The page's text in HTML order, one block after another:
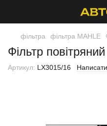
фільтра фільтра MAHLE
Фільтр повітряний
Артикул: LX3015/16 Написати